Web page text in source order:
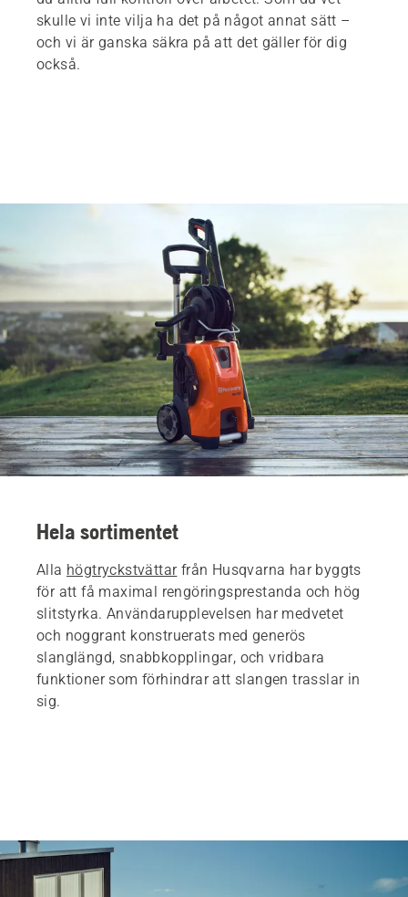
skulle vi inte vilja ha det på något annat sätt –
och vi är ganska säkra på att det gäller för dig
också.
Hela sortimentet
Alla högtryckstvättarfrån Husqvarna har byggts
för att få maximal rengöringsprestanda och hög
slitstyrka. Användarupplevelsen har medvetet
och noggrant konstruerats med generös
slanglängd, snabbkopplingar, och vridbara
funktioner som förhindrar att slangen trasslar in
sig.